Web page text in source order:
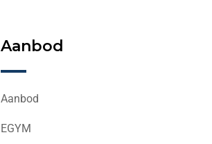
Aanbod
Aanbod
EGYM